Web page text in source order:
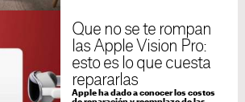
Que no se te rompan
las Apple Vision Pro:
esto es lo que cuesta
repararlas
Apple ha dado a conocer los costos